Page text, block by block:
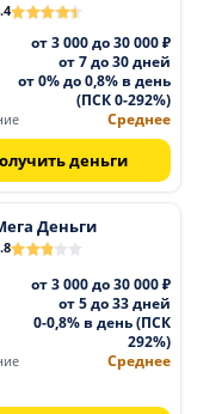
от 3 000 до 30 000 ₽
от 7 до 30 дней
от 0% до 0,8% в день
(ПСК 0-292%)
Среднее
деньги
Деньги
от 3 000 до 30 000 ₽
от 5 до 33 дней
0-0,8% в день (ПСК
292%)
Среднее